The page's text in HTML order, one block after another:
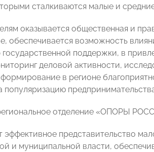
сталкиваются малые и
оказывается общественная и
обеспечивается возможность
поддержки, в
деловой активности,
в регионе
популяризацию
отделение «ОПОРЫ
эффективное представительство
и муниципальной власти,